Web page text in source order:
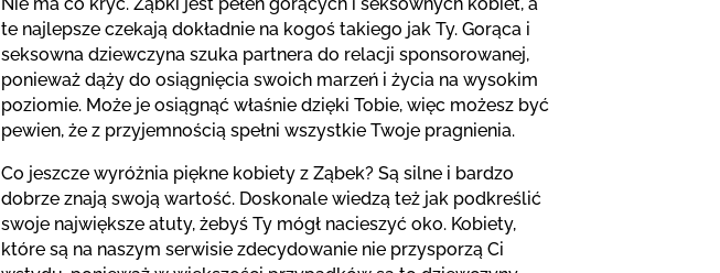
te najlepsze czekają dokładnie na kogoś takiego jak Ty. Gorąca i
seksowna dziewczyna szuka partnera do relacji sponsorowanej,
ponieważ dąży do osiągnięcia swoich marzeń i życia na wysokim
poziomie. Może je osiągnąć właśnie dzięki Tobie, więc możesz być
pewien, że z przyjemnością spełni wszystkie Twoje pragnienia.
Co jeszcze wyróżnia piękne kobiety z Ząbek? Są silne i bardzo
dobrze znają swoją wartość. Doskonale wiedzą też jak podkreślić
swoje największe atuty, żebyś Ty mógł nacieszyć oko. Kobiety,
które są na naszym serwisie zdecydowanie nie przysporzą Ci